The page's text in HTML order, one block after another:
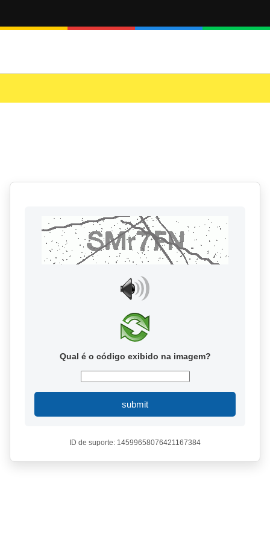
Qual é o código exibido na imagem?
submit
ID de suporte: 14599658076421167384